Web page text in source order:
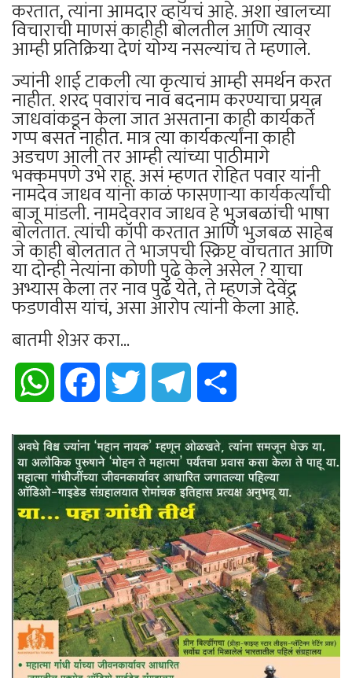
करतात, त्यांना आमदार व्हायचं आहे. अशा खालच्या
विचाराची माणसं काहीही बोलतील आणि त्यावर
आम्ही प्रतिक्रिया देणं योग्य नसल्यांच ते म्हणाले.
ज्यांनी शाई टाकली त्या कृत्याचं आम्ही समर्थन करत
नाहीत. शरद पवारांच नाव बदनाम करण्याचा प्रयत्न
जाधवांकडून केला जात असताना काही कार्यकर्ते
गप्प बसत नाहीत. मात्र त्या कार्यकर्त्यांना काही
अडचण आली तर आम्ही त्यांच्या पाठीमागे
भक्कमपणे उभे राहू. असं म्हणत रोहित पवार यांनी
नामदेव जाधव यांना काळं फासणाऱ्या कार्यकर्त्यांची
बाजू मांडली. नामदेवराव जाधव हे भुजबळांची भाषा
बोलतात. त्यांची कॉपी करतात आणि भुजबळ साहेब
जे काही बोलतात ते भाजपची स्क्रिप्ट वाचतात आणि
या दोन्ही नेत्यांना कोणी पुढे केले असेल ? याचा
अभ्यास केला तर नाव पुढे येते, ते म्हणजे देवेंद्र
फडणवीस यांचं, असा आरोप त्यांनी केला आहे.
बातमी शेअर करा...
WhatsApp Facebook Twitter Telegram